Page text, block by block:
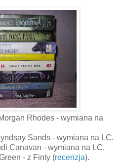
Rhodes - wymiana na
Sands - wymiana na LC.
Canavan - wymiana na LC.
- z Finty (recenzja).